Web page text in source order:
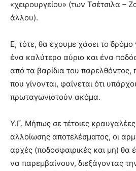
«χειρουργείου» (των Τσέτσιλα –
άλλου).
Ε, τότε, θα έχουμε χάσει το
ένα καλύτερο αύριο και ένα
από τα βαρίδια του
που γίνονται, φαίνεται ότι
πρωταγωνιστούν ακόμα.
Υ.Γ. Μήπως σε τέτοιες κραυγαλέες
αλλοίωσης αποτελέσματος, οι
αρχές (ποδοσφαιρικές και μη) θα
να παρεμβαίνουν, διεξάγοντας